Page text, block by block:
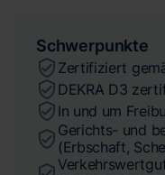
Schwerpunkte
Zertifiziert
DEKRA D3
In und um
Gerichts- und
(Erbschaft,